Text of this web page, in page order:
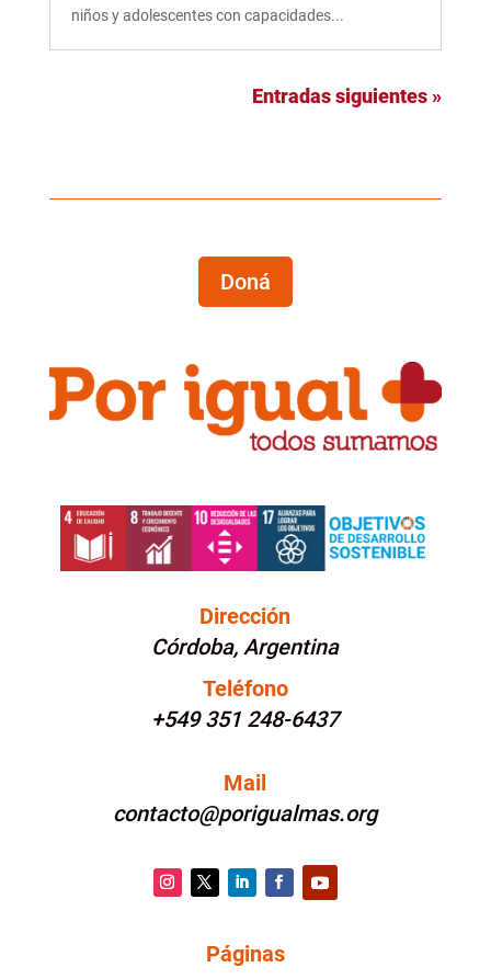
niños y adolescentes con capacidades...
Entradas siguientes »
Doná
Dirección
Córdoba, Argentina
Teléfono
+549 351 248-6437
Mail
contacto@porigualmas.org
Facebook
Páginas